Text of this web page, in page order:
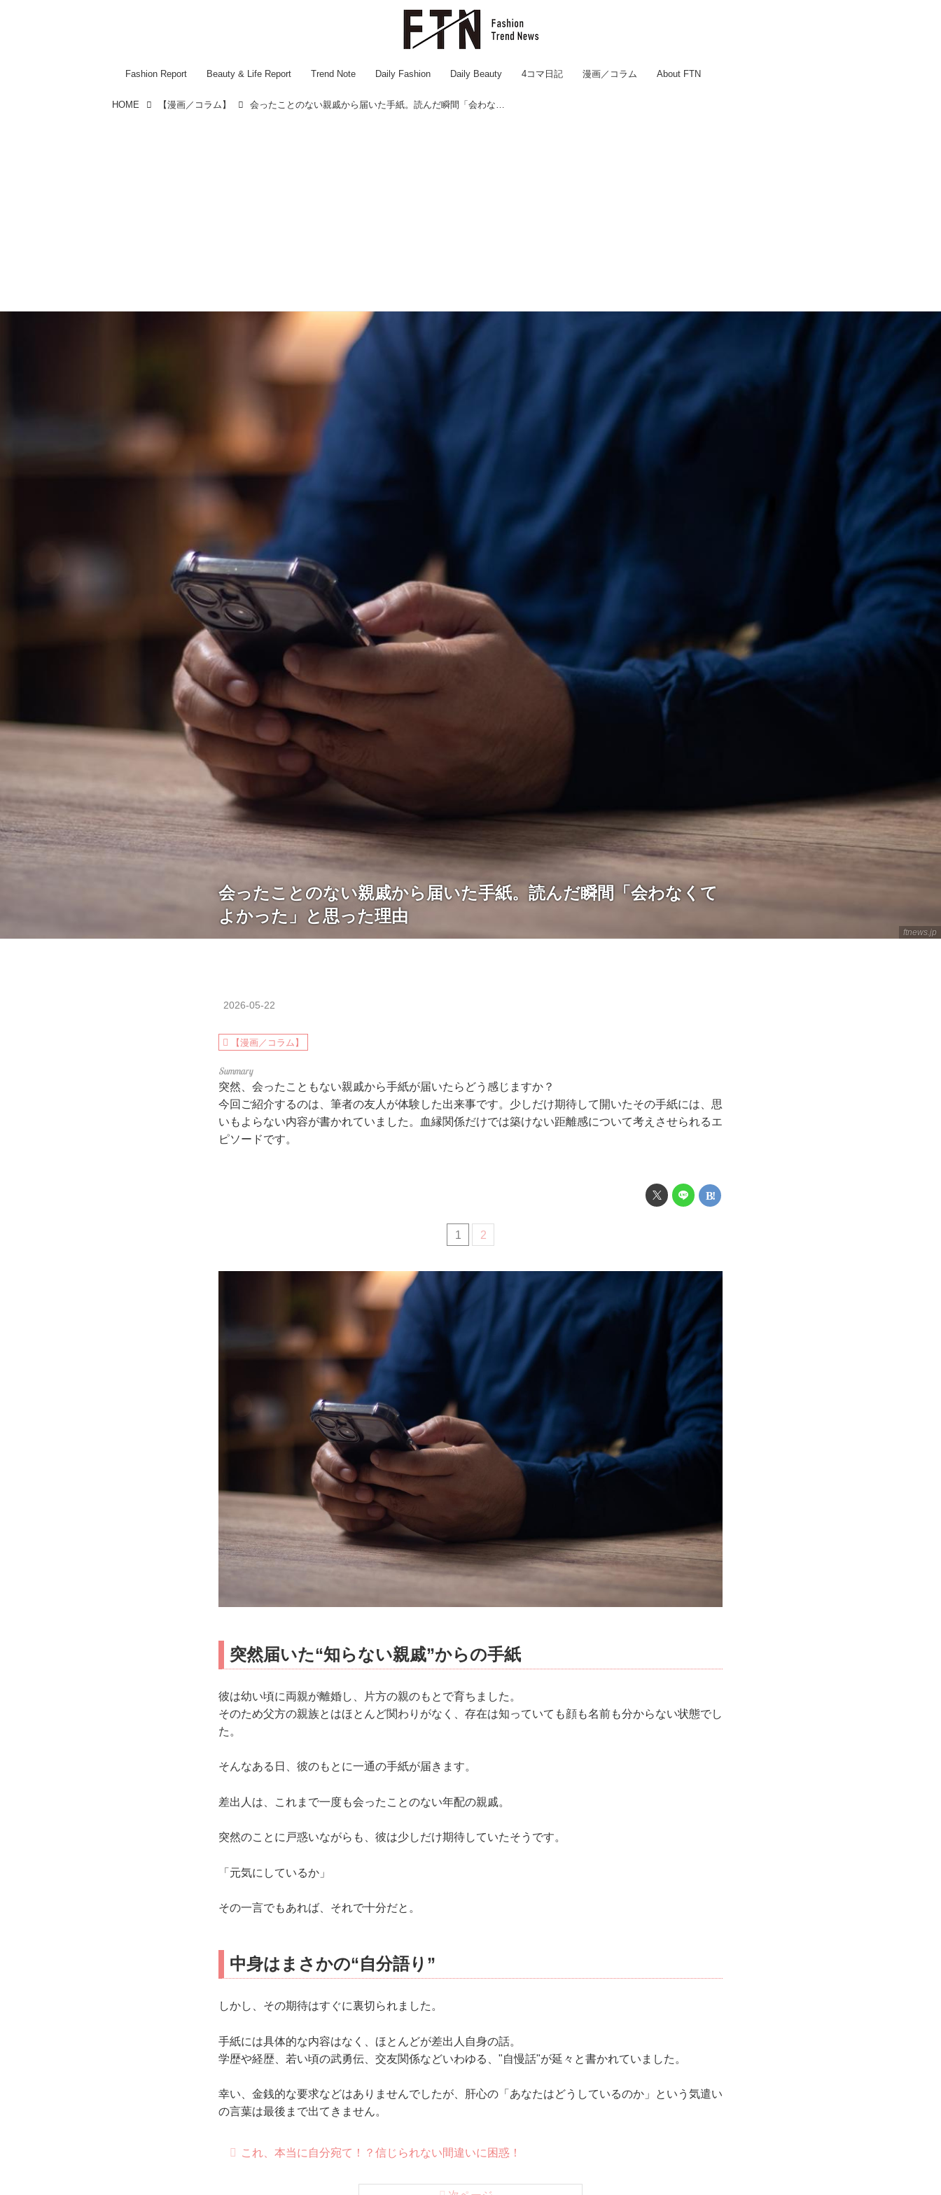
Fashion Report Beauty & Life Report Trend Note Daily Fashion Daily Beauty 4コマ日記 漫画／コラム About FTN
HOME 【漫画／コラム】
ftnews.jp
会ったことのない親戚から届いた手紙。読んだ瞬間「会わなくて
よかった」と思った理由
2026-05-22
【漫画／コラム】
突然、会ったこともない親戚から手紙が届いたらどう感じますか？
今回ご紹介するのは、筆者の友人が体験した出来事です。少しだけ期待して開いたその手紙には、思
いもよらない内容が書かれていました。血縁関係だけでは築けない距離感について考えさせられるエ
ピソードです。
1 2
突然届いた“知らない親戚”からの手紙
彼は幼い頃に両親が離婚し、片方の親のもとで育ちました。
そのため父方の親族とはほとんど関わりがなく、存在は知っていても顔も名前も分からない状態でし
た。
そんなある日、彼のもとに一通の手紙が届きます。
差出人は、これまで一度も会ったことのない年配の親戚。
突然のことに戸惑いながらも、彼は少しだけ期待していたそうです。
「元気にしているか」
その一言でもあれば、それで十分だと。
中身はまさかの“自分語り”
しかし、その期待はすぐに裏切られました。
手紙には具体的な内容はなく、ほとんどが差出人自身の話。
学歴や経歴、若い頃の武勇伝、交友関係などいわゆる、"自慢話"が延々と書かれていました。
幸い、金銭的な要求などはありませんでしたが、肝心の「あなたはどうしているのか」という気遣い
の言葉は最後まで出てきません。
これ、本当に自分宛て！？信じられない間違いに困惑！